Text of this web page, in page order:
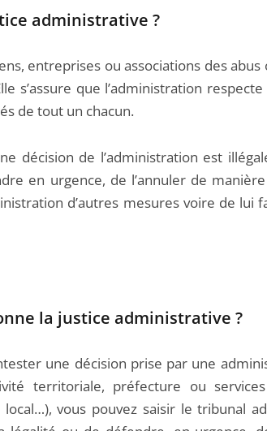
administrative ?
entreprises ou associations des
s’assure que l’administration
de tout un chacun.
décision de l’administration est
en urgence, de l’annuler de
d’autres mesures voire de lui
la justice administrative ?
une décision prise par une
territoriale, préfecture ou services
vous pouvez saisir le tribunal